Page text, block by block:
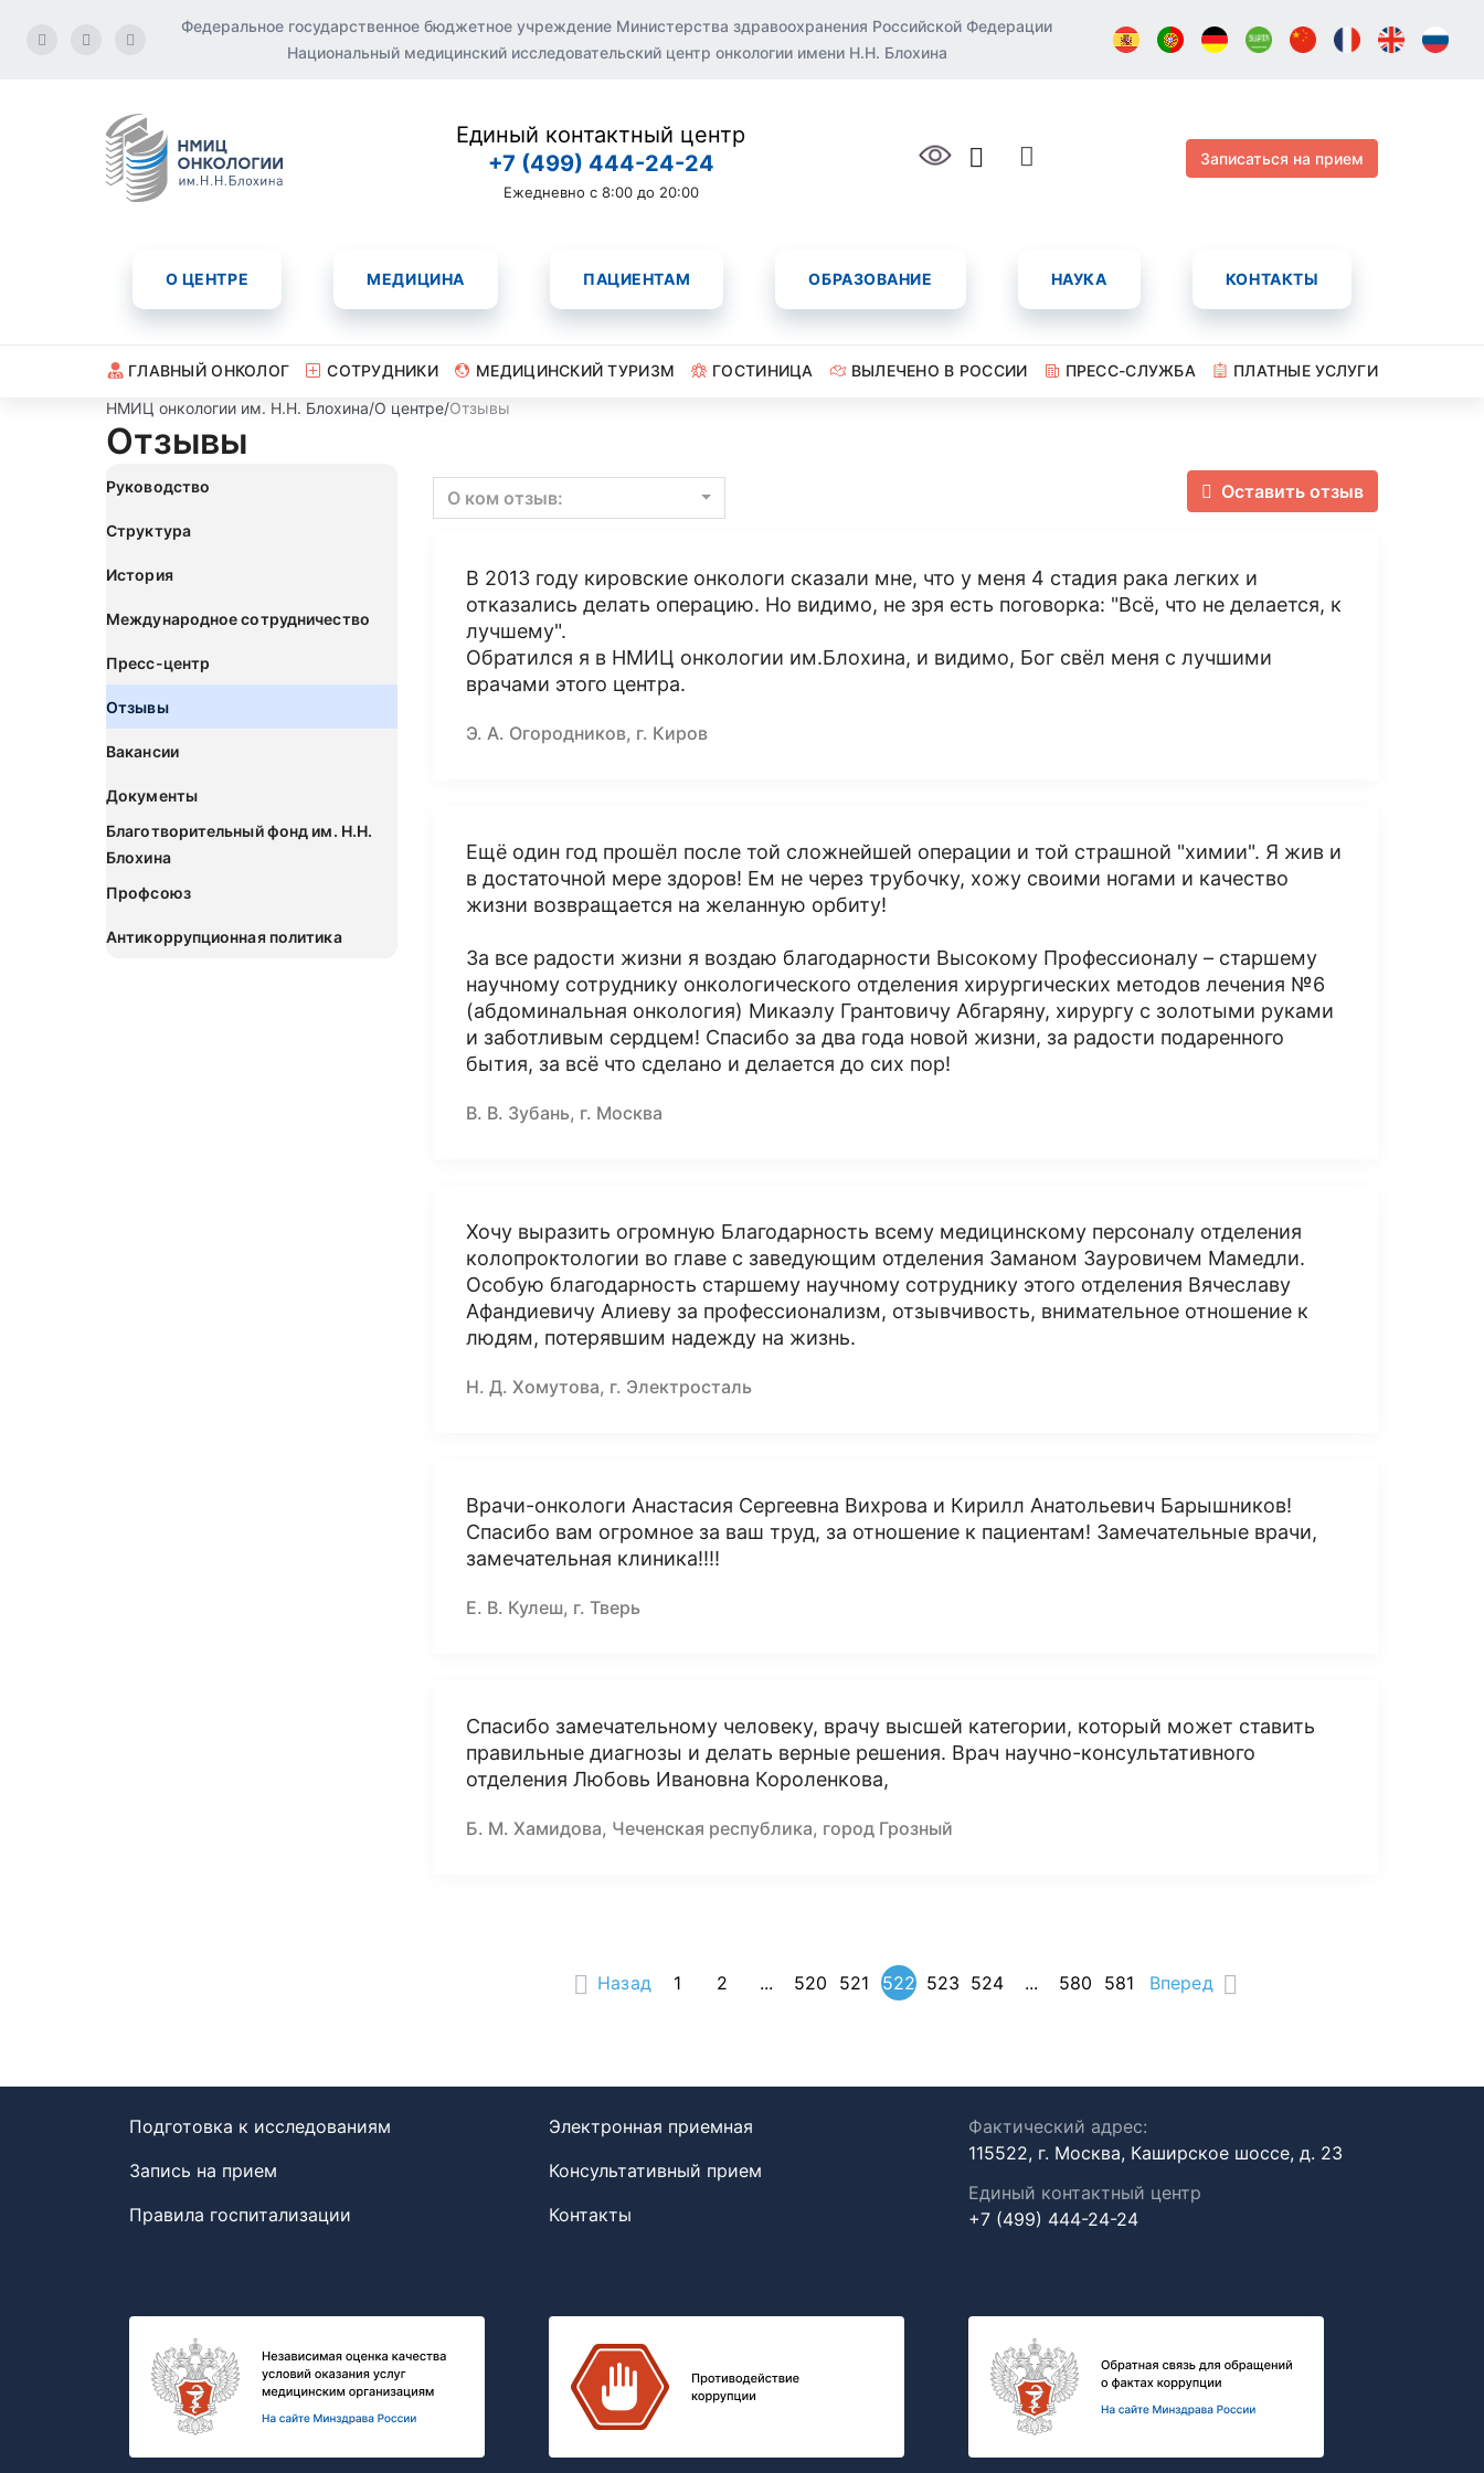
Федеральное государственное бюджетное учреждение Министерства здравоохранения Российской Федерации
Национальный медицинский исследовательский центр онкологии имени Н.Н. Блохина
Единый контактный центр
+7 (499) 444-24-24
Ежедневно с 8:00 до 20:00
Записаться на прием
О ЦЕНТРЕ МЕДИЦИНА ПАЦИЕНТАМ ОБРАЗОВАНИЕ НАУКА КОНТАКТЫ
ГЛАВНЫЙ ОНКОЛОГ СОТРУДНИКИ МЕДИЦИНСКИЙ ТУРИЗМ ГОСТИНИЦА ВЫЛЕЧЕНО В РОССИИ ПРЕСС-СЛУЖБА
ПЛАТНЫЕ УСЛУГИ
НМИЦ онкологии им. Н.Н. Блохина/О центре/Отзывы
Отзывы
Руководство
Структура
История
Международное сотрудничество
Пресс-центр
Отзывы
Вакансии
Документы
Благотворительный фонд им. Н.Н.
Блохина
Профсоюз
Антикоррупционная политика
Оставить отзыв
О ком отзыв:
В 2013 году кировские онкологи сказали мне, что у меня 4 стадия рака легких и
отказались делать операцию. Но видимо, не зря есть поговорка: "Всё, что не делается, к
лучшему".
Обратился я в НМИЦ онкологии им.Блохина, и видимо, Бог свёл меня с лучшими
врачами этого центра.
Э. А. Огородников, г. Киров
Ещё один год прошёл после той сложнейшей операции и той страшной "химии". Я жив и
в достаточной мере здоров! Ем не через трубочку, хожу своими ногами и качество
жизни возвращается на желанную орбиту!
За все радости жизни я воздаю благодарности Высокому Профессионалу – старшему
научному сотруднику онкологического отделения хирургических методов лечения №6
(абдоминальная онкология) Микаэлу Грантовичу Абгаряну, хирургу с золотыми руками
и заботливым сердцем! Спасибо за два года новой жизни, за радости подаренного
бытия, за всё что сделано и делается до сих пор!
В. В. Зубань, г. Москва
Хочу выразить огромную Благодарность всему медицинскому персоналу отделения
колопроктологии во главе с заведующим отделения Заманом Зауровичем Мамедли.
Особую благодарность старшему научному сотруднику этого отделения Вячеславу
Афандиевичу Алиеву за профессионализм, отзывчивость, внимательное отношение к
людям, потерявшим надежду на жизнь.
Н. Д. Хомутова, г. Электросталь
Врачи-онкологи Анастасия Сергеевна Вихрова и Кирилл Анатольевич Барышников!
Спасибо вам огромное за ваш труд, за отношение к пациентам! Замечательные врачи,
замечательная клиника!!!!
Е. В. Кулеш, г. Тверь
Спасибо замечательному человеку, врачу высшей категории, который может ставить
правильные диагнозы и делать верные решения. Врач научно-консультативного
отделения Любовь Ивановна Короленкова,
Б. М. Хамидова, Чеченская республика, город Грозный
Назад 1 2 ... 520 521 522 523 524 ... 580 581 Вперед
Подготовка к исследованиям
Запись на прием
Правила госпитализации
Электронная приемная
Консультативный прием
Контакты
Фактический адрес:
115522, г. Москва, Каширское шоссе, д. 23
Единый контактный центр
+7 (499) 444-24-24